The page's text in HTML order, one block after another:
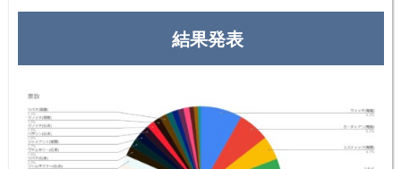
結果発表